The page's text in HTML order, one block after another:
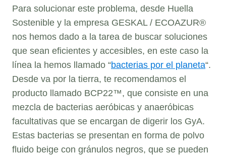
Para solucionar este problema, desde Huella
Sostenible y la empresa GESKAL / ECOAZUR®
nos hemos dado a la tarea de buscar soluciones
que sean eficientes y accesibles, en este caso la
línea la hemos llamado “bacterias por el planeta“.
Desde va por la tierra, te recomendamos el
producto llamado BCP22™, que consiste en una
mezcla de bacterias aeróbicas y anaeróbicas
facultativas que se encargan de digerir los GyA.
Estas bacterias se presentan en forma de polvo
fluido beige con gránulos negros, que se pueden